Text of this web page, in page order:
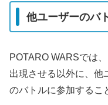
他ユーザーのバ
POTARO WARSでは
出現させる以外に、他
のバトルに参加するこ